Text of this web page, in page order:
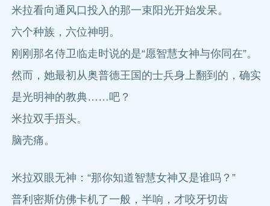
米拉看向通风口投入的那一束阳光开始发呆。
六个种族，六位神明。
刚刚那名侍卫临走时说的是“愿智慧女神与你同在”。
然而，她最初从奥普德王国的士兵身上翻到的，确实
是光明神的教典……吧？
米拉双手捂头。
脑壳痛。
米拉双眼无神：“那你知道智慧女神又是谁吗？”
普利密斯仿佛卡机了一般，半响，才咬牙切齿